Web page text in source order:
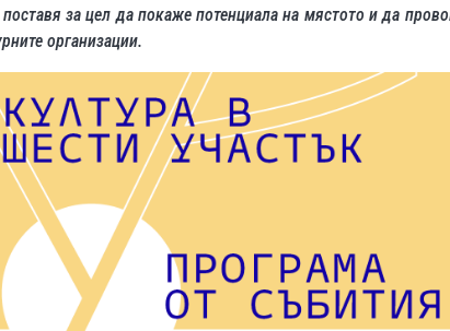
за цел да покаже потенциала на мястото и да
организации.